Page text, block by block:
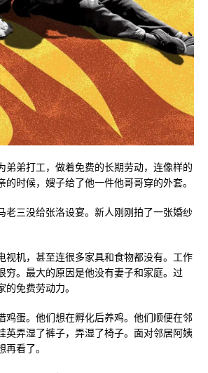
弟弟打工，做着免费的长期劳动，连像样的
时候，嫂子给了他一件他哥哥穿的外套。
老三没给张洛设宴。新人刚刚拍了一张婚纱
视机，甚至连很多家具和食物都没有。工作
穷。最大的原因是他没有妻子和家庭。过
免费劳动力。
鸡蛋。他们想在孵化后养鸡。他们顺便在邻
英弄湿了裤子，弄湿了椅子。面对邻居阿姨
看了。